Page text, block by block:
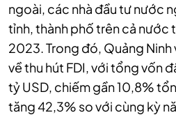
ngoài, các nhà đầu tư nước
tỉnh, thành phố trên cả nước
2023. Trong đó, Quảng Ninh
về thu hút FDI, với tổng vốn
tỷ USD, chiếm gần 10,8%
tăng 42,3% so với cùng kỳ